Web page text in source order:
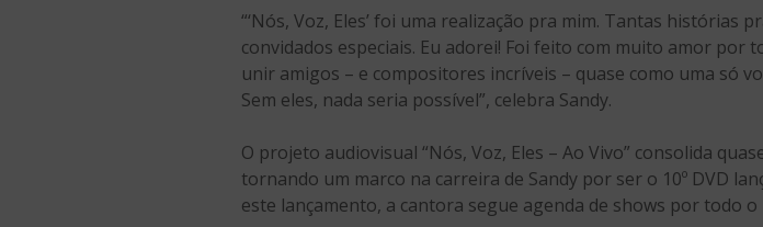
“‘Nós, Voz, Eles’ foi uma realização pra mim. Tantas histórias
convidados especiais. Eu adorei! Foi feito com muito amor
unir amigos – e compositores incríveis – quase como uma só
Sem eles, nada seria possível”, celebra Sandy.
O projeto audiovisual “Nós, Voz, Eles – Ao Vivo” consolida
tornando um marco na carreira de Sandy por ser o 10º DVD
este lançamento, a cantora segue agenda de shows por todo o